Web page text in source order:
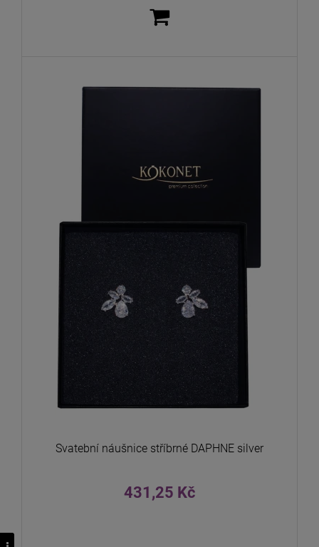
Svatební náušnice stříbrné DAPHNE silver
431,25 Kč